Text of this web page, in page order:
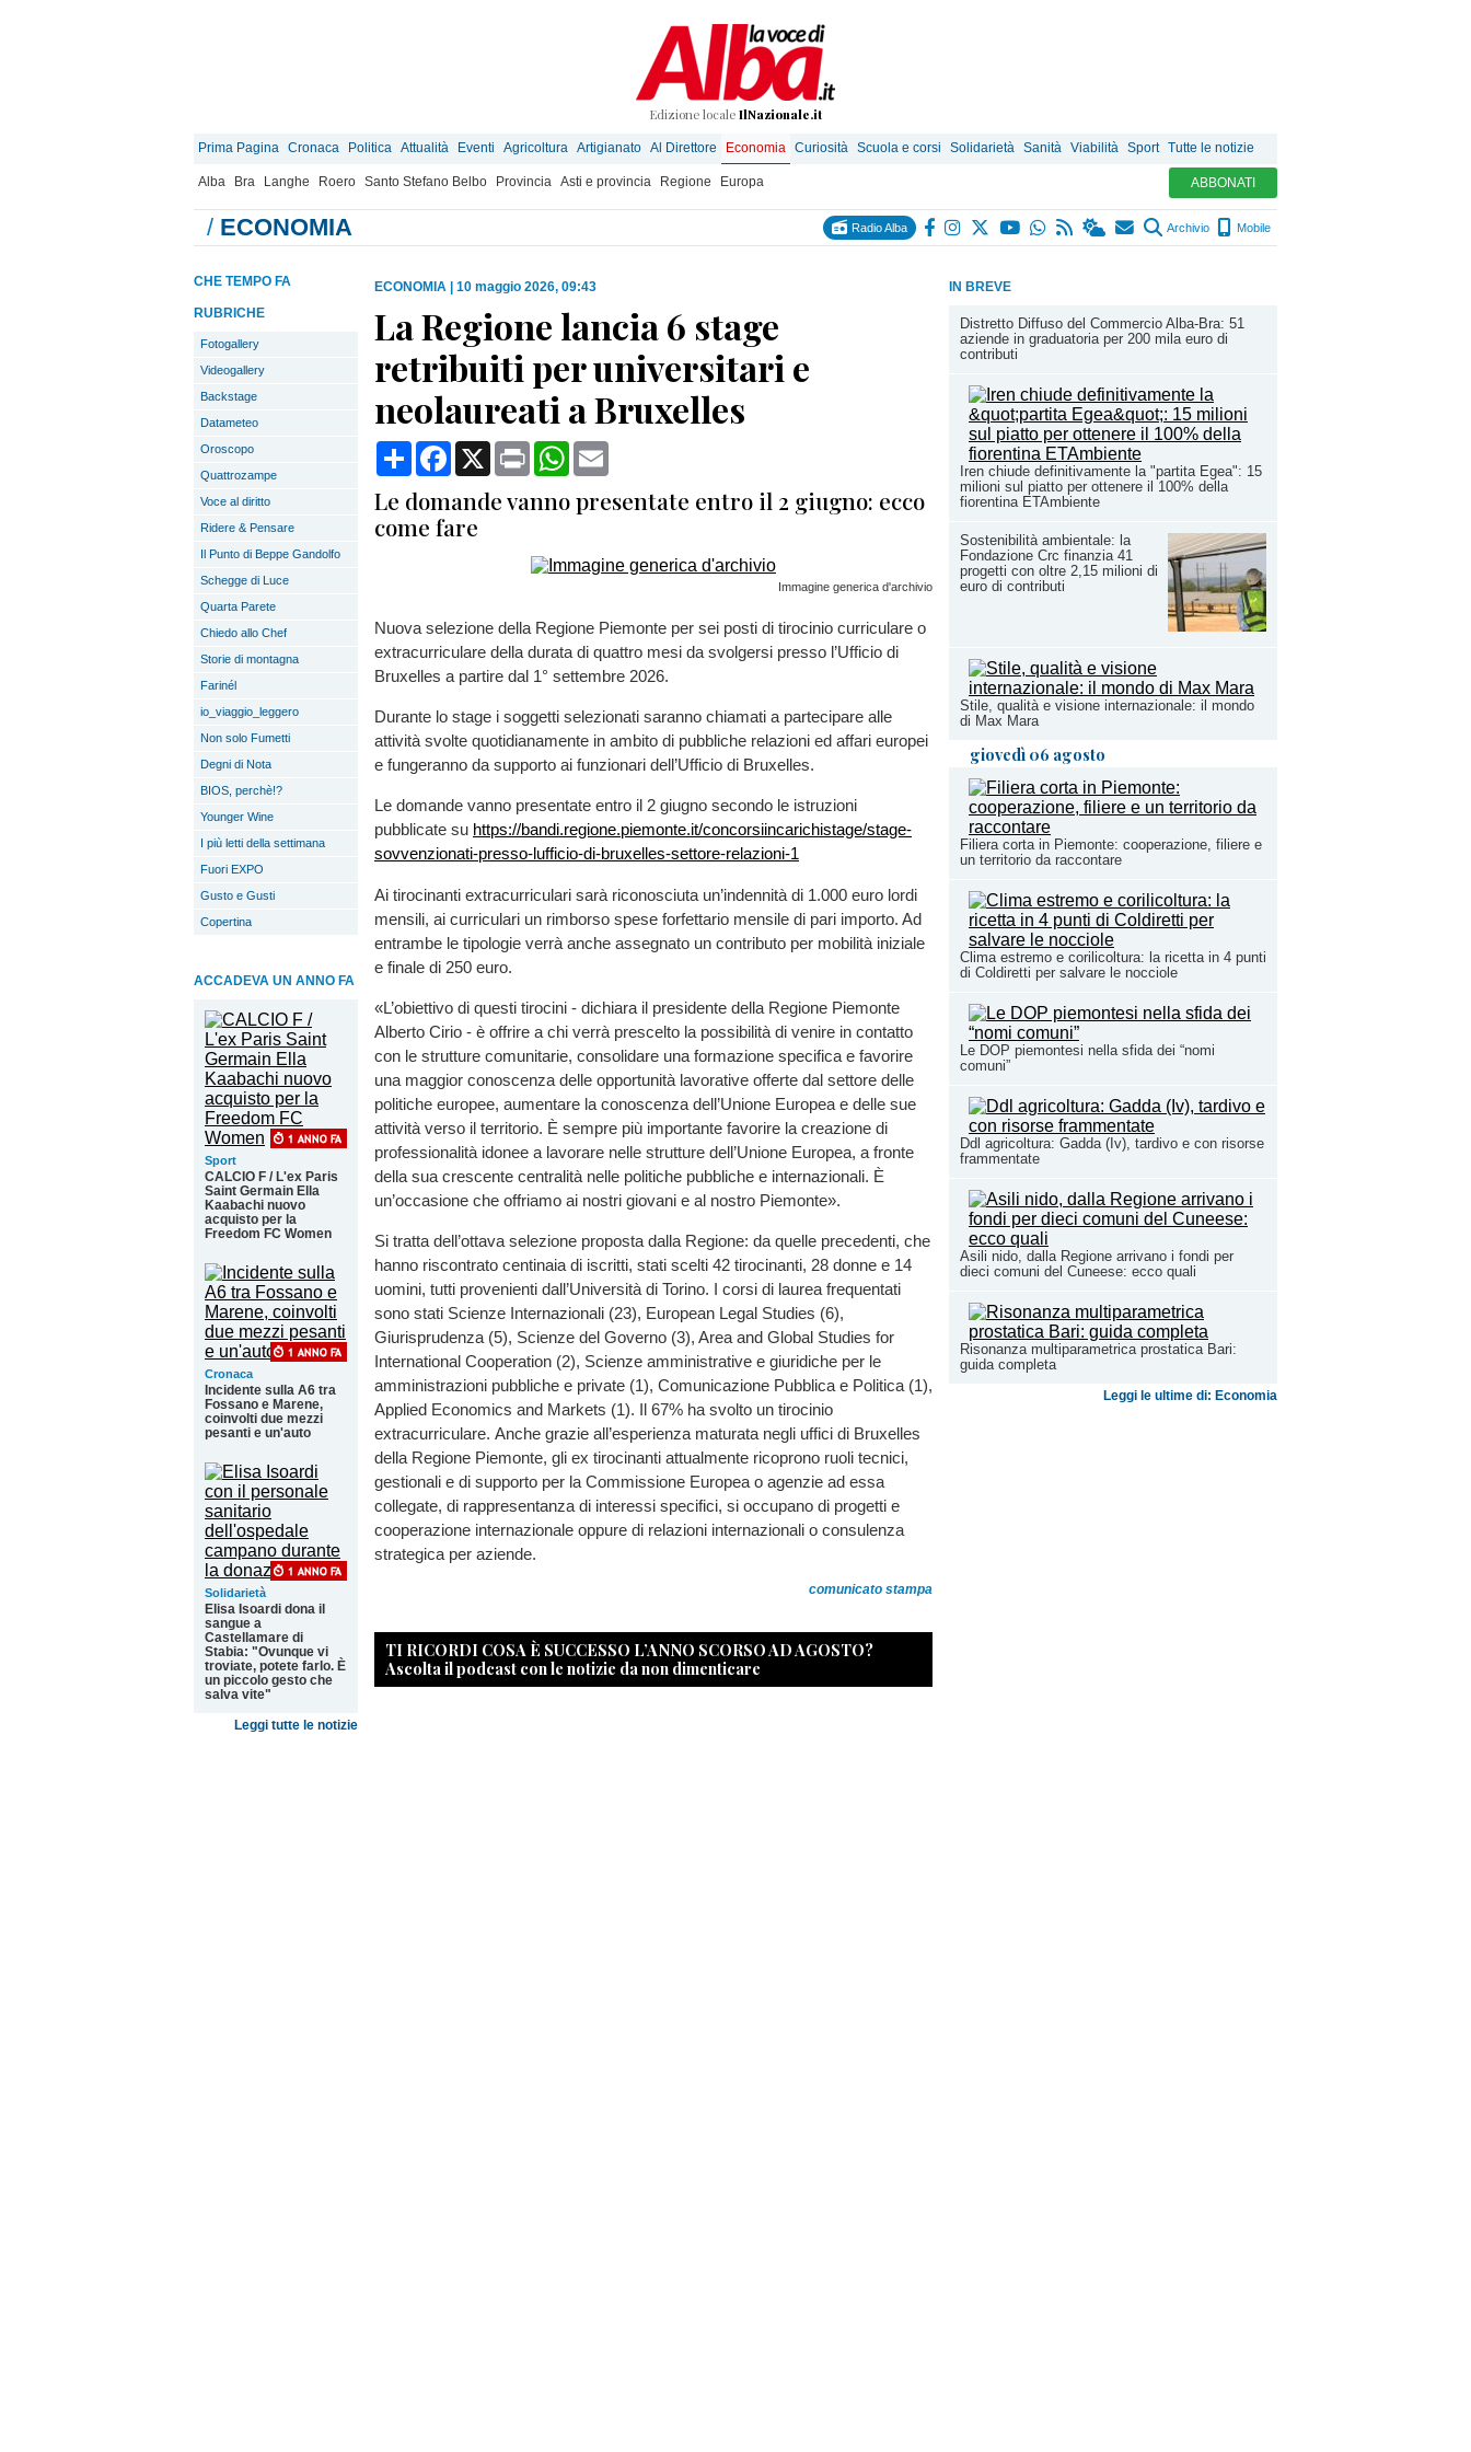
Edizione locale IlNazionale.it
Prima Pagina Cronaca Politica Attualità Eventi Agricoltura Artigianato Al Direttore Economia Curiosità Scuola e corsi Solidarietà Sanità Viabilità Sport Tutte le notizie
Alba Bra Langhe Roero Santo Stefano Belbo Provincia Asti e provincia Regione Europa ABBONATI
/ ECONOMIA Radio Alba Archivio Mobile
IN BREVE
Distretto Diffuso del Commercio Alba-Bra: 51
aziende in graduatoria per 200 mila euro di
contributi
Iren chiude definitivamente la "partita Egea": 15
milioni sul piatto per ottenere il 100% della
fiorentina ETAmbiente
Sostenibilità ambientale: la
Fondazione Crc finanzia 41
progetti con oltre 2,15 milioni di
euro di contributi
Stile, qualità e visione internazionale: il mondo
di Max Mara
giovedì 06 agosto
Filiera corta in Piemonte: cooperazione, filiere e
un territorio da raccontare
Clima estremo e corilicoltura: la ricetta in 4 punti
di Coldiretti per salvare le nocciole
Le DOP piemontesi nella sfida dei “nomi
comuni”
Ddl agricoltura: Gadda (Iv), tardivo e con risorse
frammentate
Asili nido, dalla Regione arrivano i fondi per
dieci comuni del Cuneese: ecco quali
Risonanza multiparametrica prostatica Bari:
guida completa
Leggi le ultime di: Economia
CHE TEMPO FA
RUBRICHE
Fotogallery
Videogallery
Backstage
Datameteo
Oroscopo
Quattrozampe
Voce al diritto
Ridere & Pensare
Il Punto di Beppe Gandolfo
Schegge di Luce
Quarta Parete
Chiedo allo Chef
Storie di montagna
Farinél
io_viaggio_leggero
Non solo Fumetti
Degni di Nota
BIOS, perchè!?
Younger Wine
I più letti della settimana
Fuori EXPO
Gusto e Gusti
Copertina
ACCADEVA UN ANNO FA
Sport
CALCIO F / L'ex Paris
Saint Germain Ella
Kaabachi nuovo
acquisto per la
Freedom FC Women
Cronaca
Incidente sulla A6 tra
Fossano e Marene,
coinvolti due mezzi
pesanti e un'auto
Solidarietà
Elisa Isoardi dona il
sangue a
Castellamare di
Stabia: "Ovunque vi
troviate, potete farlo. È
un piccolo gesto che
salva vite"
Leggi tutte le notizie
ECONOMIA 10 maggio 2026, 09:43
La Regione lancia 6 stage
retribuiti per universitari e
neolaureati a Bruxelles
CondividiFacebook
X Print WhatsApp
Le domande vanno presentate entro il 2 giugno: ecco
come fare
Immagine generica d'archivio
Nuova selezione della Regione Piemonte per sei posti di tirocinio curriculare o
extracurriculare della durata di quattro mesi da svolgersi presso l’Ufficio di
Bruxelles a partire dal 1° settembre 2026.
Durante lo stage i soggetti selezionati saranno chiamati a partecipare alle
attività svolte quotidianamente in ambito di pubbliche relazioni ed affari europei
e fungeranno da supporto ai funzionari dell’Ufficio di Bruxelles.
Le domande vanno presentate entro il 2 giugno secondo le istruzioni
pubblicate su https://bandi.regione.piemonte.it/concorsiincarichistage/stage-
sovvenzionati-presso-lufficio-di-bruxelles-settore-relazioni-1
Ai tirocinanti extracurriculari sarà riconosciuta un’indennità di 1.000 euro lordi
mensili, ai curriculari un rimborso spese forfettario mensile di pari importo. Ad
entrambe le tipologie verrà anche assegnato un contributo per mobilità iniziale
e finale di 250 euro.
«L’obiettivo di questi tirocini - dichiara il presidente della Regione Piemonte
Alberto Cirio - è offrire a chi verrà prescelto la possibilità di venire in contatto
con le strutture comunitarie, consolidare una formazione specifica e favorire
una maggior conoscenza delle opportunità lavorative offerte dal settore delle
politiche europee, aumentare la conoscenza dell’Unione Europea e delle sue
attività verso il territorio. È sempre più importante favorire la creazione di
professionalità idonee a lavorare nelle strutture dell’Unione Europea, a fronte
della sua crescente centralità nelle politiche pubbliche e internazionali. È
un’occasione che offriamo ai nostri giovani e al nostro Piemonte».
Si tratta dell’ottava selezione proposta dalla Regione: da quelle precedenti, che
hanno riscontrato centinaia di iscritti, stati scelti 42 tirocinanti, 28 donne e 14
uomini, tutti provenienti dall’Università di Torino. I corsi di laurea frequentati
sono stati Scienze Internazionali (23), European Legal Studies (6),
Giurisprudenza (5), Scienze del Governo (3), Area and Global Studies for
International Cooperation (2), Scienze amministrative e giuridiche per le
amministrazioni pubbliche e private (1), Comunicazione Pubblica e Politica (1),
Applied Economics and Markets (1). Il 67% ha svolto un tirocinio
extracurriculare. Anche grazie all’esperienza maturata negli uffici di Bruxelles
della Regione Piemonte, gli ex tirocinanti attualmente ricoprono ruoli tecnici,
gestionali e di supporto per la Commissione Europea o agenzie ad essa
collegate, di rappresentanza di interessi specifici, si occupano di progetti e
cooperazione internazionale oppure di relazioni internazionali o consulenza
strategica per aziende.
comunicato stampa
TI RICORDI COSA È SUCCESSO L’ANNO SCORSO AD AGOSTO?
Ascolta il podcast con le notizie da non dimenticare